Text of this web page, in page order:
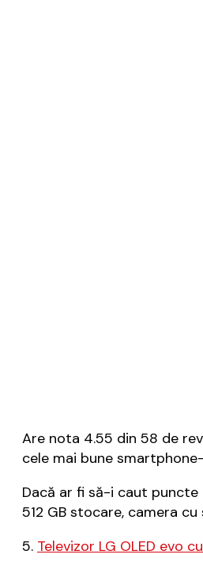
Are nota 4.55 din 58 de
cele mai bune
Dacă ar fi să-i caut puncte
512 GB stocare, camera
5. Televizor LG OLED evo